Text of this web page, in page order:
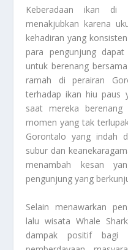
Keberadaan ikan di
menakjubkan karena
kehadiran yang
para pengunjung
untuk berenang
ramah di perairan
terhadap ikan hiu paus
saat mereka
momen yang tak
Gorontalo yang indah
subur dan
menambah kesan
pengunjung yang
Selain menawarkan
lalu wisata Whale
dampak positif bagi